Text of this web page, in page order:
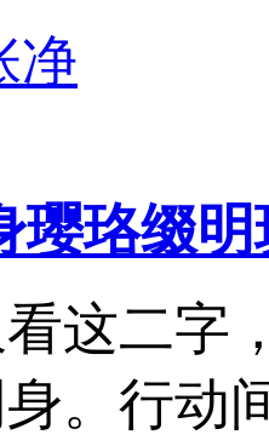
净
璎珞缀明
这二字
。行动